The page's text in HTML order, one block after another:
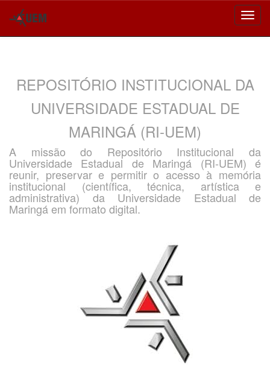
REPOSITÓRIO INSTITUCIONAL DA
UNIVERSIDADE ESTADUAL DE
MARINGÁ (RI-UEM)
A missão do Repositório Institucional da
Universidade Estadual de Maringá (RI-UEM) é
reunir, preservar e permitir o acesso à memória
institucional (científica, técnica, artística e
administrativa) da Universidade Estadual de
Maringá em formato digital.